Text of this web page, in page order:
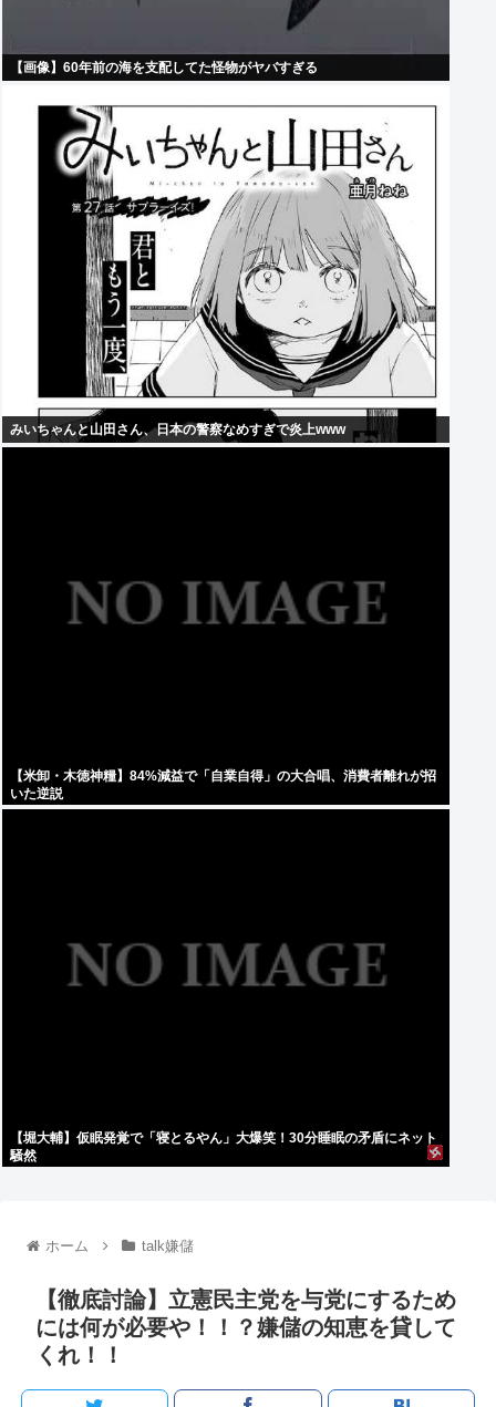
【画像】60年前の海を支配してた怪物がヤバすぎる
みいちゃんと山田さん、日本の警察なめすぎで炎上www
【米卸・木徳神糧】84%減益で「自業自得」の大合唱、消費者離れが招
いた逆説
【堀大輔】仮眠発覚で「寝とるやん」大爆笑！30分睡眠の矛盾にネット
騒然
ホーム talk嫌儲
【徹底討論】立憲民主党を与党にするため
には何が必要や！！？嫌儲の知恵を貸して
くれ！！